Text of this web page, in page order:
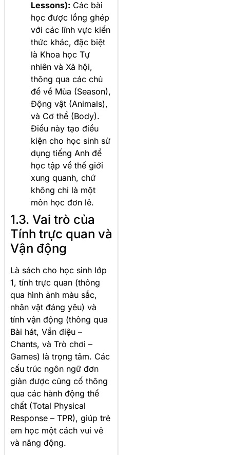
Lessons): Các bài
học được lồng ghép
với các lĩnh vực kiến
thức khác, đặc biệt
là Khoa học Tự
nhiên và Xã hội,
thông qua các chủ
đề về Mùa (Season),
Động vật (Animals),
và Cơ thể (Body).
Điều này tạo điều
kiện cho học sinh sử
dụng tiếng Anh để
học tập về thế giới
xung quanh, chứ
không chỉ là một
môn học đơn lẻ.
1.3. Vai trò của
Tính trực quan và
Vận động
Là sách cho học sinh lớp
1, tính trực quan (thông
qua hình ảnh màu sắc,
nhân vật đáng yêu) và
tính vận động (thông qua
Bài hát, Vần điệu –
Chants, và Trò chơi –
Games) là trọng tâm. Các
cấu trúc ngôn ngữ đơn
giản được củng cố thông
qua các hành động thể
chất (Total Physical
Response – TPR), giúp trẻ
em học một cách vui vẻ
và năng động.